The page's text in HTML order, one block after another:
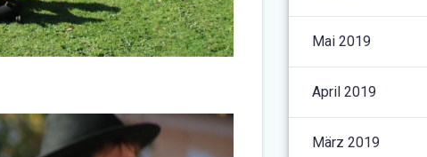
Mai 2019
April 2019
März 2019